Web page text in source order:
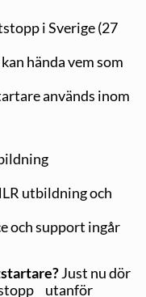
i Sverige (27
hända vem som
används inom
utbildning och
och support ingår
Just nu dör
utanför